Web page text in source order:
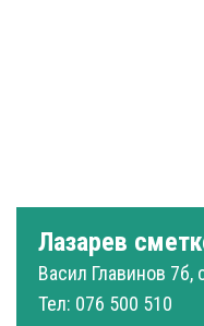
Лазарев
Васил Главинов 7б,
Тел: 076 500 510